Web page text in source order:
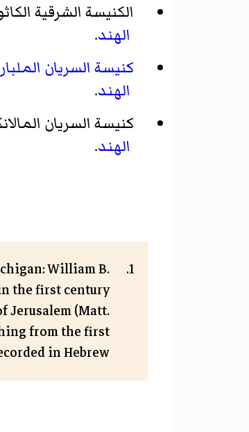
الكنيسة الشرقية
الهند.
كنيسة السريان
الهند.
كنيسة السريان
الهند.
William B.
the first century
Jerusalem (Matt.
from the first
in Hebrew.